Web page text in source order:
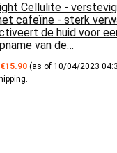
Cellulite -
cafeïne - sterk
de huid voor
van de…
€15.90 (as of 10/04/2023
.